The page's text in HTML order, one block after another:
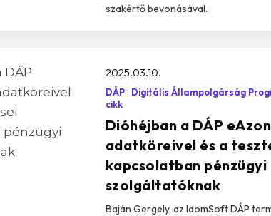
szakértő bevonásával.
Dióhéjban a DÁP
adatköreivel és a
kapcsolatban pénzügyi
szolgáltatóknak
2025.03.10.
DÁP Digitális Állampolgárság
cikk
Baján Gergely, az IdomSoft DÁP